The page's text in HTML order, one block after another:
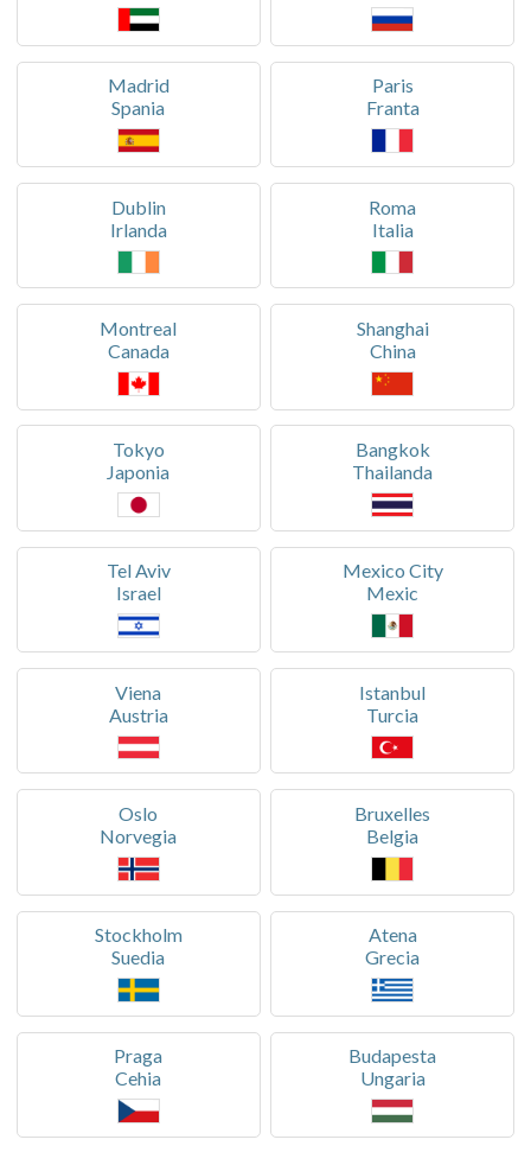
Madrid
Spania
Paris
Franta
Dublin
Irlanda
Roma
Italia
Montreal
Canada
Shanghai
China
Tokyo
Japonia
Bangkok
Thailanda
Tel Aviv
Israel
Mexico City
Mexic
Viena
Austria
Istanbul
Turcia
Oslo
Norvegia
Bruxelles
Belgia
Stockholm
Suedia
Atena
Grecia
Praga
Cehia
Budapesta
Ungaria